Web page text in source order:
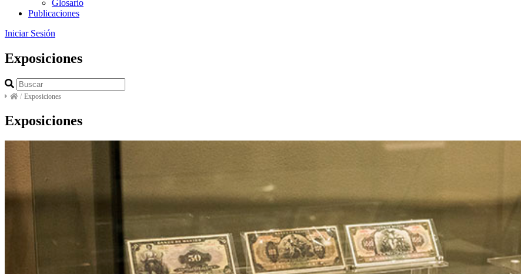
Glosario
Publicaciones
Iniciar Sesión
Exposiciones
/ Exposiciones
Exposiciones